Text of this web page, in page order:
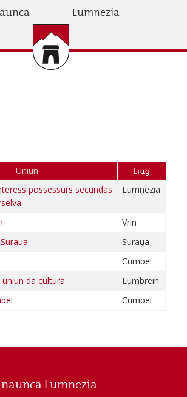
Lumnezia
Uniun Liug
possessurs secundas
Lumnezia
Vrin
Suraua
Cumbel
da cultura
Lumbrein
Cumbel
Lumnezia